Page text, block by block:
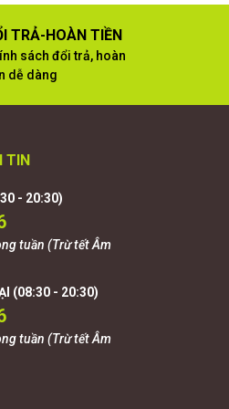
TRẢ-HOÀN TIỀN
sách đổi trả, hoàn
dễ dàng
TIN
- 20:30)
tuần (Trừ tết Âm
(08:30 - 20:30)
tuần (Trừ tết Âm